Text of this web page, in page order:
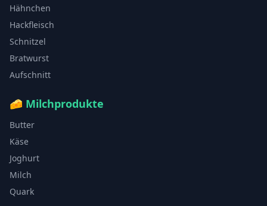
Hähnchen
Hackfleisch
Schnitzel
Bratwurst
Aufschnitt
🧀 Milchprodukte
Butter
Käse
Joghurt
Milch
Quark